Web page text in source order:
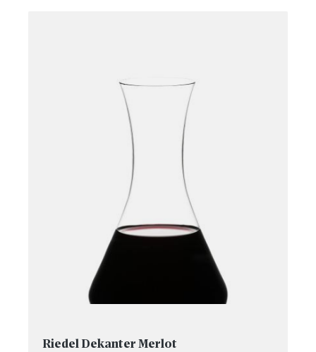
Riedel Dekanter Merlot